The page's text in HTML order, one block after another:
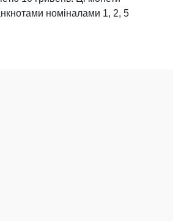
номіналами 1, 2, 5